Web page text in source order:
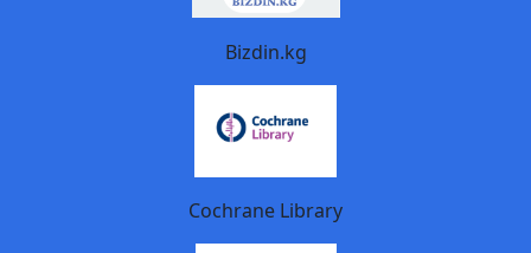
Bizdin.kg
Cochrane Library